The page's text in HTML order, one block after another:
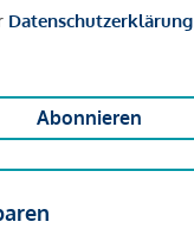
Datenschutzerklärung
Abonnieren